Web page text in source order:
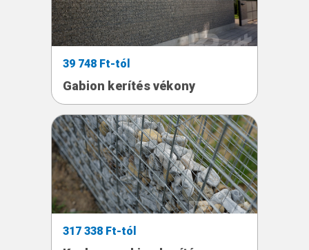
39 748 Ft-tól
Gabion kerítés vékony
317 338 Ft-tól